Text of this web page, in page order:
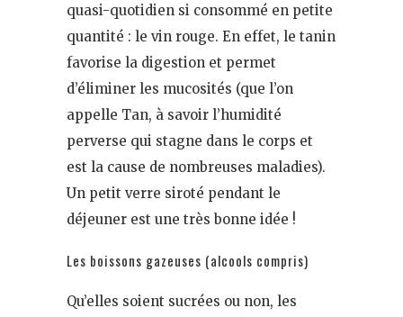
quasi-quotidien si consommé en petite
quantité : le vin rouge. En effet, le tanin
favorise la digestion et permet
d’éliminer les mucosités (que l’on
appelle Tan, à savoir l’humidité
perverse qui stagne dans le corps et
est la cause de nombreuses maladies).
Un petit verre siroté pendant le
déjeuner est une très bonne idée !
Les boissons gazeuses (alcools compris)
Qu’elles soient sucrées ou non, les